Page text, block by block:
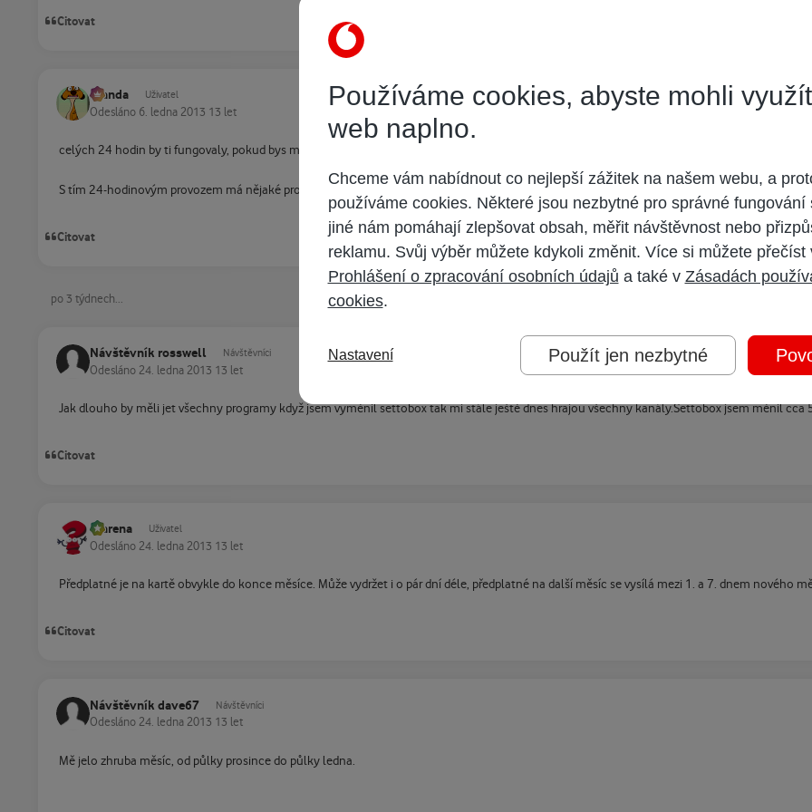
Citovat
Standa Uživatel
Odesláno 6. ledna 2013 13 let
celých 24 hodin by ti fungovaly, pokud bys měl balíček Hustler.
S tím 24-hodinovým provozem má nějaké problémy RRTV. UPC ho na rozdíl od Karnevalu zavedla teprve "nedávno"
Citovat
po 3 týdnech...
Návštěvník rosswell Návštěvníci
Odesláno 24. ledna 2013 13 let
Jak dlouho by měli jet všechny programy když jsem vyměnil settobox tak mi stále ještě dnes hrajou všechny kanály.Settobox jsem měnil cca
Citovat
marena Uživatel
Odesláno 24. ledna 2013 13 let
Předplatné je na kartě obvykle do konce měsíce. Může vydržet i o pár dní déle, předplatné na další měsíc se vysílá mezi 1. a 7. dnem nového
Citovat
Návštěvník dave67 Návštěvníci
Odesláno 24. ledna 2013 13 let
Mě jelo zhruba měsíc, od půlky prosince do půlky ledna.
Používáme cookies, abyste mohli
web naplno.
Chceme vám nabídnout co nejlepší zážitek na našem webu, a
používáme cookies. Některé jsou nezbytné pro správné fungování
jiné nám pomáhají zlepšovat obsah, měřit návštěvnost nebo
reklamu. Svůj výběr můžete kdykoli změnit. Více si můžete přečíst
Prohlášení o zpracování osobních údajů a také v Zásadách
cookies.
Použít jen nezbytné
Nastavení